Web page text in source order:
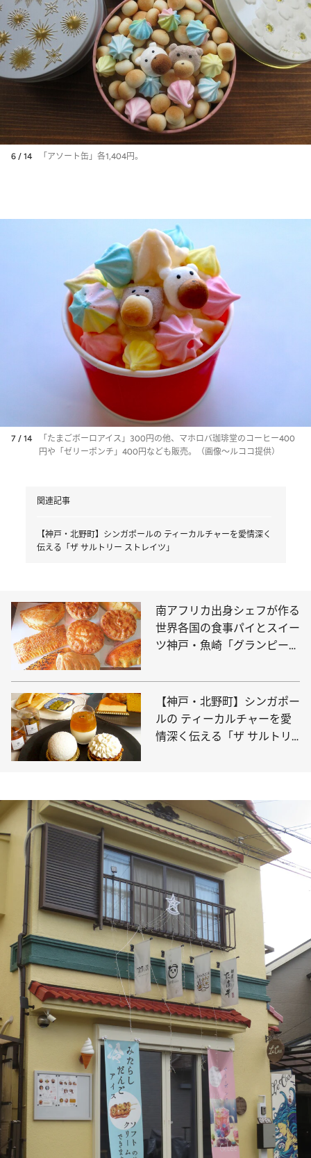
6 / 14 「アソート缶」各1,404円。
7 / 14
「たまごボーロアイス」300円の他、マホロバ珈琲堂のコーヒー400
円や「ゼリーポンチ」400円なども販売。（画像～ルココ提供）
関連記事
【神戸・北野町】シンガポールの ティーカルチャーを愛情深く
伝える「ザ サルトリー ストレイツ」
南アフリカ出身シェフが作る
世界各国の食事パイとスイー
ツ神戸・魚崎「グランピーキ
【神戸・北野町】シンガポー
ルの ティーカルチャーを愛
情深く伝える「ザ サルトリ